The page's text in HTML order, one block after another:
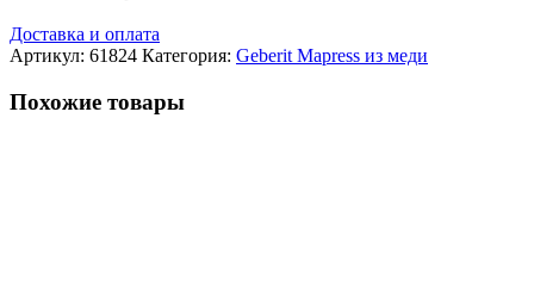
Rp=1"
Доставка и оплата
Артикул: 61824 Категория: Geberit Mapress из меди
Похожие товары